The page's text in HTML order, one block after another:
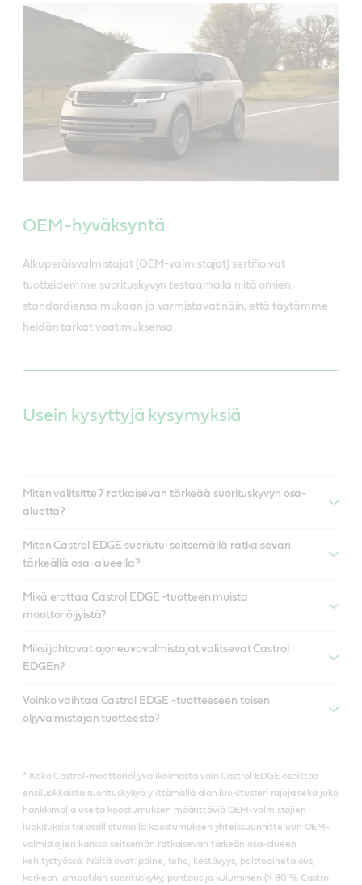
OEM-hyväksyntä
Alkuperäisvalmistajat (OEM-valmistajat) sertifioivat
tuotteidemme suorituskyvyn testaamalla niitä omien
standardiensa mukaan ja varmistavat näin, että täytämme
heidän tarkat vaatimuksensa.
Usein kysyttyjä kysymyksiä
Miten valitsitte 7 ratkaisevan tärkeää suorituskyvyn osa-
aluetta?
Miten Castrol EDGE suoriutui seitsemällä ratkaisevan
tärkeällä osa-alueella?
Mikä erottaa Castrol EDGE -tuotteen muista
moottoriöljyistä?
Miksi johtavat ajoneuvovalmistajat valitsevat Castrol
EDGEn?
Voinko vaihtaa Castrol EDGE -tuotteeseen toisen
öljyvalmistajan tuotteesta?
* Koko Castrol-moottoriöljyvalikoimasta vain Castrol EDGE osoittaa
ensiluokkaista suorituskykyä ylittämällä alan luokitusten rajoja sekä joko
hankkimalla useita koostumuksen määrittäviä OEM-valmistajien
luokituksia tai osallistumalla koostumuksen yhteissuunnitteluun OEM-
valmistajien kanssa seitsemän ratkaisevan tärkeän osa-alueen
kehitystyössä. Näitä ovat: paine, teho, kestävyys, polttoainetalous,
korkean lämpötilan suorituskyky, puhtaus ja kuluminen (> 80 % Castrol